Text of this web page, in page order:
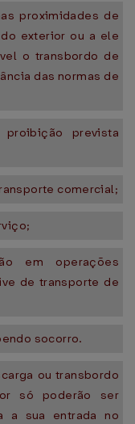
proximidades de
exterior ou a ele
o transbordo de
das normas de
proibição prevista
comercial;
em operações
de transporte de
socorro.
ou transbordo
só poderão ser
a sua entrada no